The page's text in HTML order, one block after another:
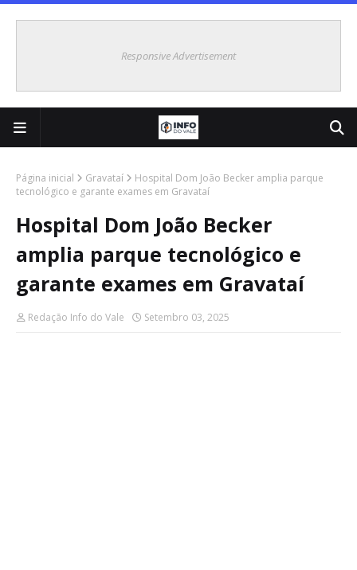
Responsive Advertisement
Página inicial Gravataí
Hospital Dom João Becker amplia parque
tecnológico e garante exames em Gravataí
Hospital Dom João Becker
amplia parque tecnológico e
garante exames em Gravataí
Redação Info do Vale Setembro 03, 2025